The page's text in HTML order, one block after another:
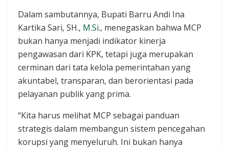
Dalam sambutannya, Bupati Barru Andi Ina
Kartika Sari, SH., M.Si., menegaskan bahwa MCP
bukan hanya menjadi indikator kinerja
pengawasan dari KPK, tetapi juga merupakan
cerminan dari tata kelola pemerintahan yang
akuntabel, transparan, dan berorientasi pada
pelayanan publik yang prima.
“Kita harus melihat MCP sebagai panduan
strategis dalam membangun sistem pencegahan
korupsi yang menyeluruh. Ini bukan hanya